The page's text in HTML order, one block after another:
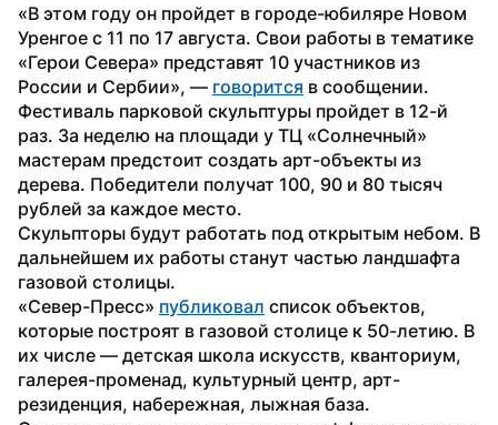
«В этом году он пройдет в городе-юбиляре Новом
Уренгое с 11 по 17 августа. Свои работы в тематике
«Герои Севера» представят 10 участников из
России и Сербии», — говорится в сообщении.
Фестиваль парковой скульптуры пройдет в 12-й
раз. За неделю на площади у ТЦ «Солнечный»
мастерам предстоит создать арт-объекты из
дерева. Победители получат 100, 90 и 80 тысяч
рублей за каждое место.
Скульпторы будут работать под открытым небом. В
дальнейшем их работы станут частью ландшафта
газовой столицы.
«Север-Пресс» публиковал список объектов,
которые построят в газовой столице к 50-летию. В
их числе — детская школа искусств, кванториум,
галерея-променад, культурный центр, арт-
резиденция, набережная, лыжная база.